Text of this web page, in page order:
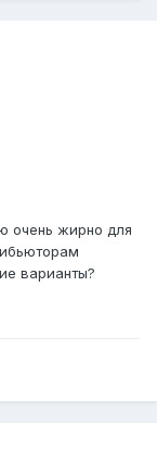
на 4-6Ггц
частоты
очень жирно для
варианты?